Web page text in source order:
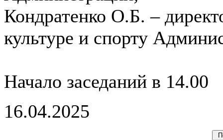
Кондратенко О.Б. –
культуре и спорту
Начало заседаний в 14.00
16.04.2025